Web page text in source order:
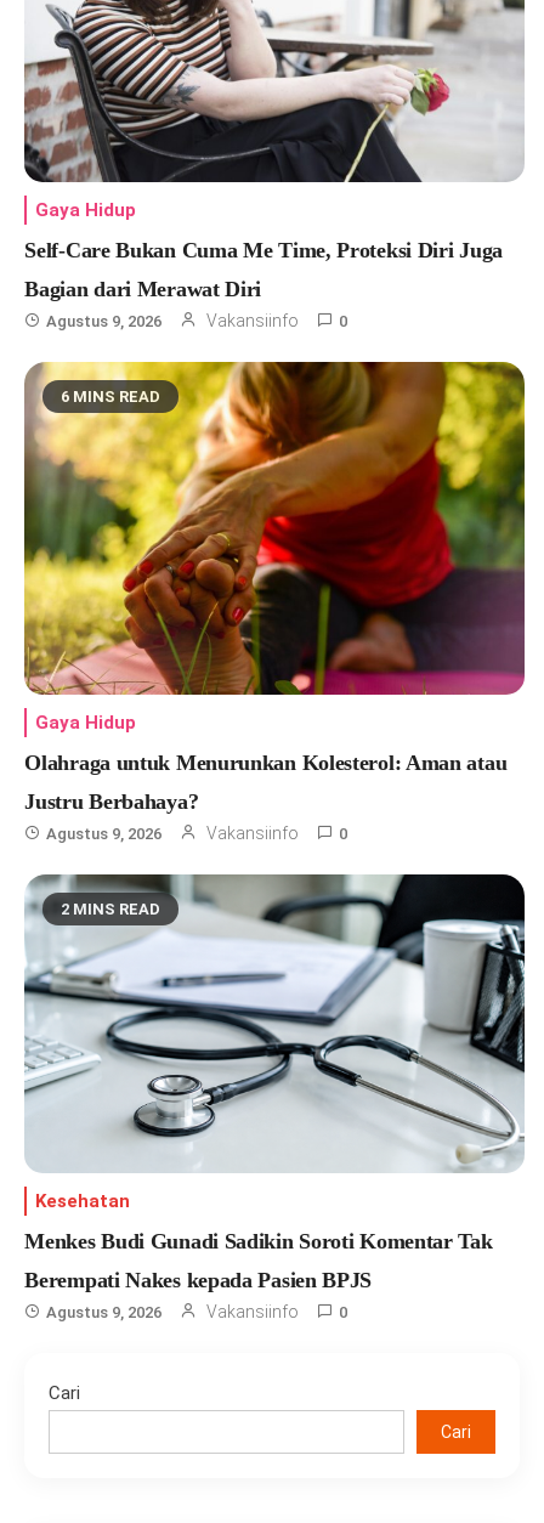
Gaya Hidup
Self-Care Bukan Cuma Me Time, Proteksi Diri Juga
Bagian dari Merawat Diri
Agustus 9, 2026 Vakansiinfo 0
6 MINS READ
Gaya Hidup
Olahraga untuk Menurunkan Kolesterol: Aman atau
Justru Berbahaya?
Agustus 9, 2026 Vakansiinfo 0
2 MINS READ
Kesehatan
Menkes Budi Gunadi Sadikin Soroti Komentar Tak
Berempati Nakes kepada Pasien BPJS
Agustus 9, 2026 Vakansiinfo 0
Cari
Cari